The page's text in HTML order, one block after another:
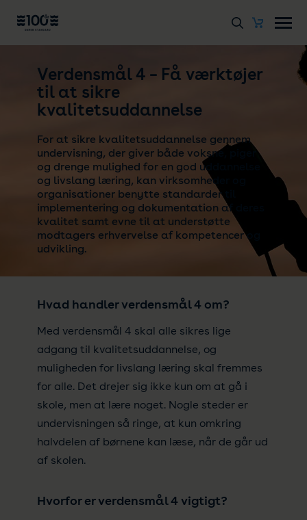
Verdensmål 4 – Få værktøjer
til at sikre
kvalitetsuddannelse
For at sikre kvalitetsuddannelse gennem
undervisning, der giver både voksne, piger
og drenge mulighed for en god uddannelse
og livslang læring, kan virksomheder og
organisationer benytte standarder til
implementering og dokumentation af deres
kvalitet samt evne til at understøtte
modtagers erhvervelse af kompetencer og
udvikling.
Hvad handler verdensmål 4 om?
Med verdensmål 4 skal alle sikres lige
adgang til kvalitetsuddannelse, og
muligheden for livslang læring skal fremmes
for alle. Det drejer sig ikke kun om at gå i
skole, men at lære noget. Nogle steder er
undervisningen så ringe, at kun omkring
halvdelen af børnene kan læse, når de går ud
af skolen.
Hvorfor er verdensmål 4 vigtigt?